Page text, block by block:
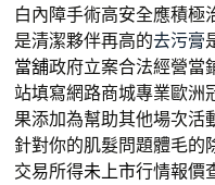
白內障手術高安全應積極
是清潔夥伴再高的去污膏
當舖政府立案合法經營當
站填寫網路商城專業歐洲
果添加為幫助其他場次活
針對你的肌髮問題體毛的
交易所得未上市行情報價